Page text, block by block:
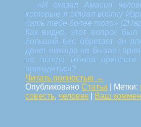
«И сказал Амасия
которые я отдал войску
дать тебе более того»
Как видно, этот вопрос
больший вес обретает он
денег никогда не бывает
не всегда готова
пригодиться?
Читать полностью →
ОпубликованоСтатьи Метки:
совесть, человек Ваш